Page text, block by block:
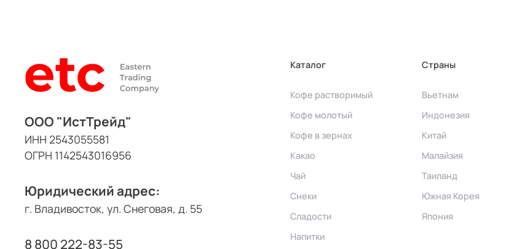
Каталог
Кофе растворимый
Кофе молотый
Кофе в зернах
Какао
Чай
Снеки
Сладости
Напитки
Страны
Вьетнам
Индонезия
Китай
Малайзия
Таиланд
Южная Корея
Япония
ООО "ИстТрейд"
ИНН 2543055581
ОГРН 1142543016956
Юридический адрес:
г. Владивосток, ул. Снеговая, д. 55
8 800 222-83-55